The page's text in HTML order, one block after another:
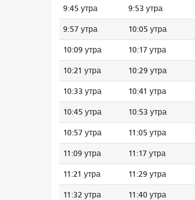
9:45 утра 9:53 утра
9:57 утра 10:05 утра
10:09 утра 10:17 утра
10:21 утра 10:29 утра
10:33 утра 10:41 утра
10:45 утра 10:53 утра
10:57 утра 11:05 утра
11:09 утра 11:17 утра
11:21 утра 11:29 утра
11:32 утра 11:40 утра